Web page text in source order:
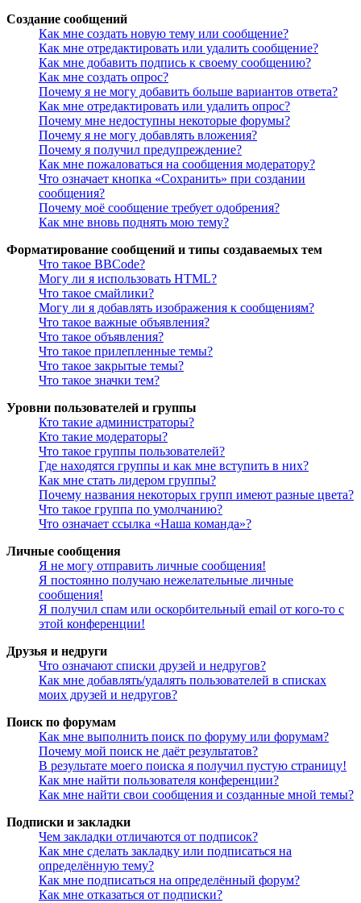
Создание сообщений
Как мне создать новую тему или сообщение?
Как мне отредактировать или удалить сообщение?
Как мне добавить подпись к своему сообщению?
Как мне создать опрос?
Почему я не могу добавить больше вариантов ответа?
Как мне отредактировать или удалить опрос?
Почему мне недоступны некоторые форумы?
Почему я не могу добавлять вложения?
Почему я получил предупреждение?
Как мне пожаловаться на сообщения модератору?
Что означает кнопка «Сохранить» при создании
сообщения?
Почему моё сообщение требует одобрения?
Как мне вновь поднять мою тему?
Форматирование сообщений и типы создаваемых тем
Что такое BBCode?
Могу ли я использовать HTML?
Что такое смайлики?
Могу ли я добавлять изображения к сообщениям?
Что такое важные объявления?
Что такое объявления?
Что такое прилепленные темы?
Что такое закрытые темы?
Что такое значки тем?
Уровни пользователей и группы
Кто такие администраторы?
Кто такие модераторы?
Что такое группы пользователей?
Где находятся группы и как мне вступить в них?
Как мне стать лидером группы?
Почему названия некоторых групп имеют разные цвета?
Что такое группа по умолчанию?
Что означает ссылка «Наша команда»?
Личные сообщения
Я не могу отправить личные сообщения!
Я постоянно получаю нежелательные личные
сообщения!
Я получил спам или оскорбительный email от кого-то с
этой конференции!
Друзья и недруги
Что означают списки друзей и недругов?
Как мне добавлять/удалять пользователей в списках
моих друзей и недругов?
Поиск по форумам
Как мне выполнить поиск по форуму или форумам?
Почему мой поиск не даёт результатов?
В результате моего поиска я получил пустую страницу!
Как мне найти пользователя конференции?
Как мне найти свои сообщения и созданные мной темы?
Подписки и закладки
Чем закладки отличаются от подписок?
Как мне сделать закладку или подписаться на
определённую тему?
Как мне подписаться на определённый форум?
Как мне отказаться от подписки?